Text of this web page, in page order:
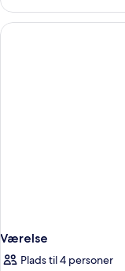
suite
balkon
Værelse
Plads til 4 personer